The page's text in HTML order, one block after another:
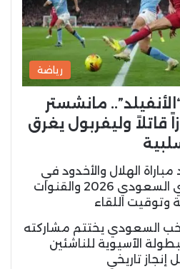
رياضة
مانشستر
وليفربول يغرق
الهلال والأخدود في
الدوري السعودي 2026 والقنوات
وتوقيت اللقاء
السعودي يختتم مشاركته
الآسيوية للناشئين
إنجاز تاريخي